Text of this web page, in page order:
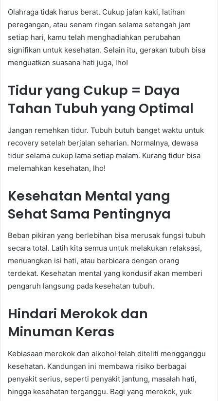
Olahraga tidak harus berat. Cukup jalan kaki, latihan
peregangan, atau senam ringan selama setengah jam
setiap hari, kamu telah menghadiahkan perubahan
signifikan untuk kesehatan. Selain itu, gerakan tubuh bisa
menguatkan suasana hati juga, lho!
Tidur yang Cukup = Daya
Tahan Tubuh yang Optimal
Jangan remehkan tidur. Tubuh butuh banget waktu untuk
recovery setelah berjalan seharian. Normalnya, dewasa
tidur selama cukup lama setiap malam. Kurang tidur bisa
melemahkan kesehatan, lho!
Kesehatan Mental yang
Sehat Sama Pentingnya
Beban pikiran yang berlebihan bisa merusak fungsi tubuh
secara total. Latih kita semua untuk melakukan relaksasi,
menuangkan isi hati, atau berbicara dengan orang
terdekat. Kesehatan mental yang kondusif akan memberi
pengaruh langsung pada kesehatan tubuh.
Hindari Merokok dan
Minuman Keras
Kebiasaan merokok dan alkohol telah diteliti mengganggu
kesehatan. Kandungan ini membawa risiko berbagai
penyakit serius, seperti penyakit jantung, masalah hati,
hingga kesehatan terganggu. Bagi yang merokok, yuk